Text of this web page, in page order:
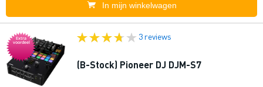
In mijn winkelwagen
Extra
voordeel
3 reviews
(B-Stock) Pioneer DJ DJM-S7